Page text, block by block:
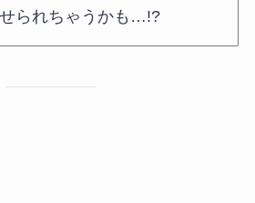
られちゃうかも…!?